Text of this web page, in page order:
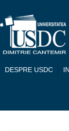
DESPRE USDC